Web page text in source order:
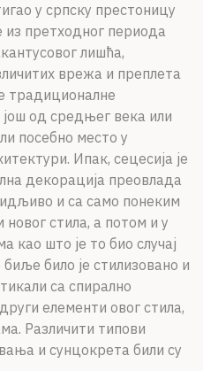
у српску престоницу
из претходног периода
лишћа,
врежа и преплета
традиционалне
од средњег века или
посебно место у
Ипак, сецесија је
декорација преовлада
и са само понеким
стила, а потом и у
као што је то био случај
било је стилизовано и
са спирално
елементи овог стила,
Различити типови
и сунцокрета били су